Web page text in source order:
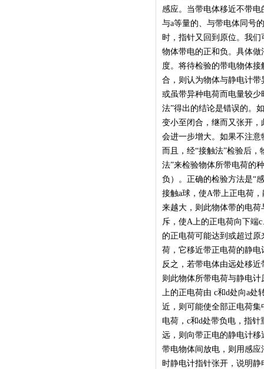
感应。当带电体移近不带
与a等量的、与带电体同号
时，指针又回到原位。我
物体带电的正和负。具体
度。将待检验的带电物体
合，则认为物体与静电计
或虽带异种电荷而电量较少
法”得出的结论是错误的。
变小至闭合，继而又张开
会进一步增大。如果不注
而且，经“接触法”检验后
法”来检验物体所带电荷的
负）。正确的检验方法是“
接触a球，使A带上正电荷
来越大，则此物体带的电
斥，使A上的正电荷向下端
的正电荷可能达到或超过
荷，它移近带正电荷的静
反之，若带电体由远处移
则此物体所带电荷与静电
上的正电荷由 c和d处向a处
近，则可能使全部正电荷
电荷，c和d处带负电，指
远，则向带正电的静电计
带电物体间放电，则用感
时静电计指针张开，说明